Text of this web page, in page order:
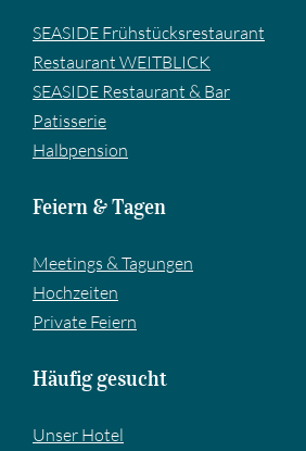
SEASIDE Frühstücksrestaurant
Restaurant WEITBLICK
SEASIDE Restaurant & Bar
Pa­tis­se­rie
Halbpension
Feiern & Tagen
Meetings & Tagungen
Hochzeiten
Private Feiern
Häufig gesucht
Unser Hotel